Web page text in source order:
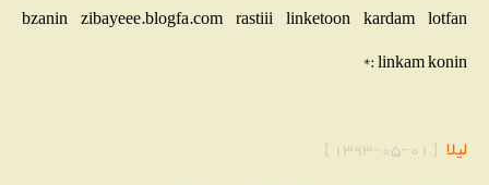
bzanin zibayeee.blogfa.com rastiii linketoon kardam lotfan
linkam konin :*
لیلا [
1393-05-01
]